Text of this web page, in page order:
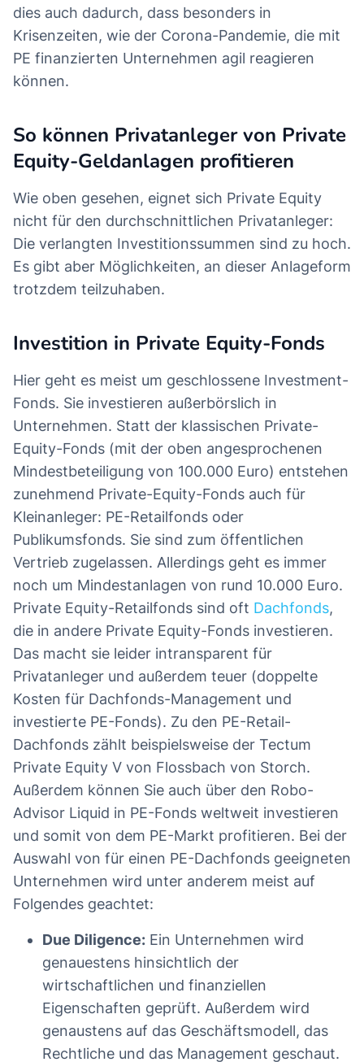
dies auch dadurch, dass besonders in
Krisenzeiten, wie der Corona-Pandemie, die mit
PE finanzierten Unternehmen agil reagieren
können.
So können Privatanleger von Private
Equity-Geldanlagen profitieren
Wie oben gesehen, eignet sich Private Equity
nicht für den durchschnittlichen Privatanleger:
Die verlangten Investitionssummen sind zu hoch.
Es gibt aber Möglichkeiten, an dieser Anlageform
trotzdem teilzuhaben.
Investition in Private Equity-Fonds
Hier geht es meist um geschlossene Investment-
Fonds. Sie investieren außerbörslich in
Unternehmen. Statt der klassischen Private-
Equity-Fonds (mit der oben angesprochenen
Mindestbeteiligung von 100.000 Euro) entstehen
zunehmend Private-Equity-Fonds auch für
Kleinanleger: PE-Retailfonds oder
Publikumsfonds. Sie sind zum öffentlichen
Vertrieb zugelassen. Allerdings geht es immer
noch um Mindestanlagen von rund 10.000 Euro.
Private Equity-Retailfonds sind oft Dachfonds,
die in andere Private Equity-Fonds investieren.
Das macht sie leider intransparent für
Privatanleger und außerdem teuer (doppelte
Kosten für Dachfonds-Management und
investierte PE-Fonds). Zu den PE-Retail-
Dachfonds zählt beispielsweise der Tectum
Private Equity V von Flossbach von Storch.
Außerdem können Sie auch über den Robo-
Advisor Liquid in PE-Fonds weltweit investieren
und somit von dem PE-Markt profitieren. Bei der
Auswahl von für einen PE-Dachfonds geeigneten
Unternehmen wird unter anderem meist auf
Folgendes geachtet:
Due Diligence: Ein Unternehmen wird
genauestens hinsichtlich der
wirtschaftlichen und finanziellen
Eigenschaften geprüft. Außerdem wird
genaustens auf das Geschäftsmodell, das
Rechtliche und das Management geschaut.